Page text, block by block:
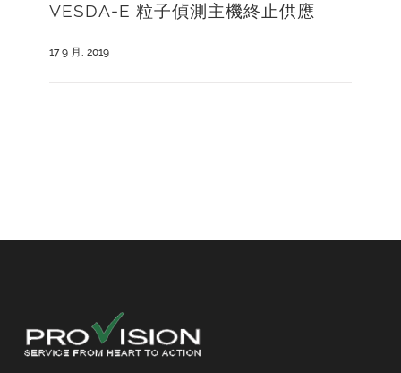
VESDA-E 粒子偵測主機終止供應
17 9 月, 2019